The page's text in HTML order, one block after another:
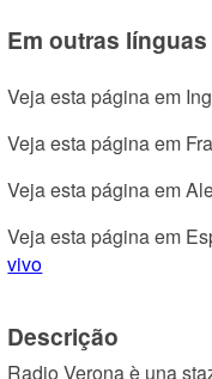
Em outras línguas
Veja esta página em
Veja esta página em
Veja esta página em
Veja esta página em
vivo
Descrição
Radio Verona è una